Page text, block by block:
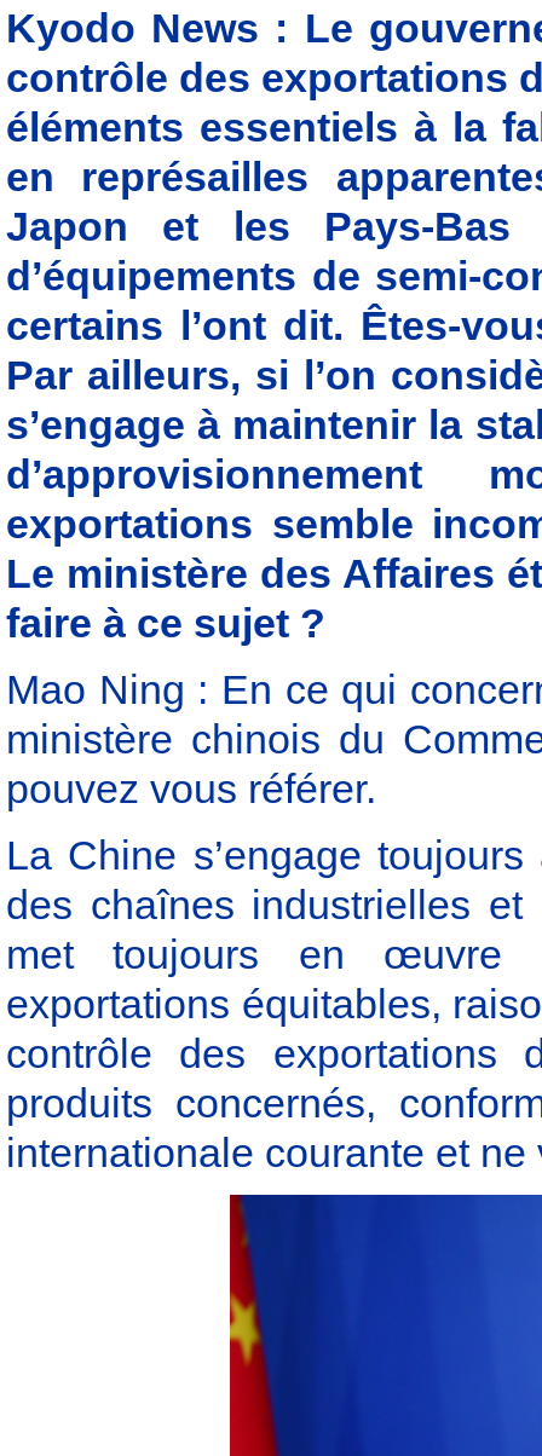
Kyodo News : Le
contrôle des exportations
éléments essentiels à la
en représailles
Japon et les Pays-Bas
d’équipements de semi-
certains l’ont dit. Êtes-
Par ailleurs, si l’on
s’engage à maintenir la
exportations semble
Le ministère des Affaires
faire à ce sujet ?
Mao Ning : En ce qui
ministère chinois du
pouvez vous référer.
La Chine s’engage
des chaînes industrielles et
met toujours en œuvre
exportations équitables,
contrôle des exportations
produits concernés,
internationale courante et